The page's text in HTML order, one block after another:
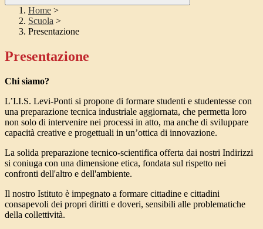
Home >
Scuola >
Presentazione
Presentazione
Chi siamo?
L’I.I.S. Levi-Ponti si propone di formare studenti e studentesse con
una preparazione tecnica industriale aggiornata, che permetta loro
non solo di intervenire nei processi in atto, ma anche di sviluppare
capacità creative e progettuali in un’ottica di innovazione.
La solida preparazione tecnico-scientifica offerta dai nostri Indirizzi
si coniuga con una dimensione etica, fondata sul rispetto nei
confronti dell'altro e dell'ambiente.
Il nostro Istituto è impegnato a formare cittadine e cittadini
consapevoli dei propri diritti e doveri, sensibili alle problematiche
della collettività.